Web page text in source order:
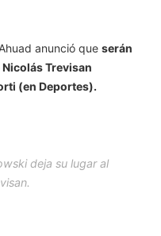
anunció que serán
Trevisan
(en Deportes).
deja su lugar al